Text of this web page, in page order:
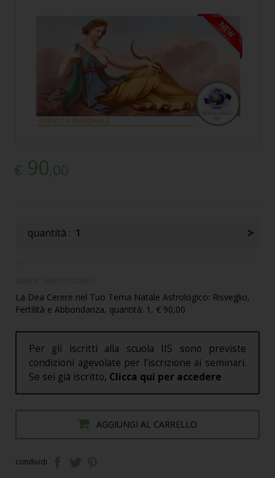
€ 90,00
quantità : 1
La Dea Cerere nel Tuo Tema Natale Astrologico: Risveglio,
Fertilità e Abbondanza, quantità: 1, € 90,00
Per gli iscritti alla scuola IIS sono previste
condizioni agevolate per l’iscrizione ai seminari.
Se sei già iscritto, Clicca qui per accedere
AGGIUNGI AL CARRELLO
condividi